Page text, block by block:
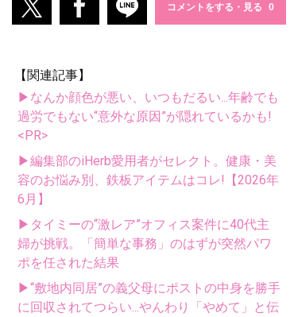
コメントをする・見る
【関連記事】
▶なんか顔色が悪い、いつもだるい...年齢でも
過労でもない“意外な原因”が隠れているかも!
<PR>
▶編集部のiHerb愛用者がセレクト。健康・美
容のお悩み別、鉄板アイテムはコレ!【2026年
6月】
▶タイミーの“激レア”オフィス案件に40代主
婦が挑戦。「簡単な事務」のはずが突然パワ
ポを任された結果
▶“敷地内同居”の義父母にポストの中身を勝手
に回収されてつらい...やんわり「やめて」と伝